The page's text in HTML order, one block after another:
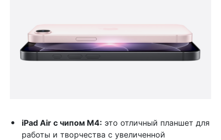
iPad Air с чипом M4: это отличный планшет для
работы и творчества с увеличенной